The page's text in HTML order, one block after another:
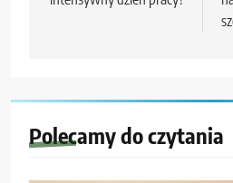
Polecamy do czytania